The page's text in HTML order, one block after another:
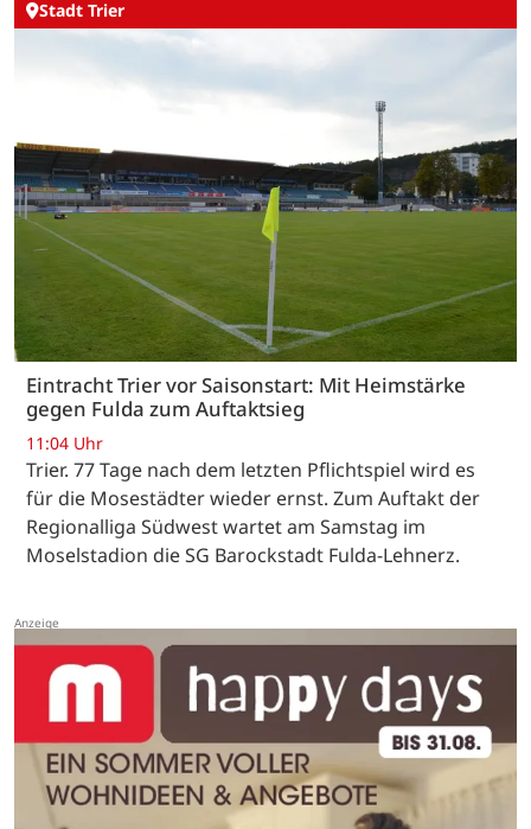
Stadt Trier
Eintracht Trier vor Saisonstart: Mit Heimstärke
gegen Fulda zum Auftaktsieg
11:04 Uhr
Trier. 77 Tage nach dem letzten Pflichtspiel wird es
für die Mosestädter wieder ernst. Zum Auftakt der
Regionalliga Südwest wartet am Samstag im
Moselstadion die SG Barockstadt Fulda-Lehnerz.